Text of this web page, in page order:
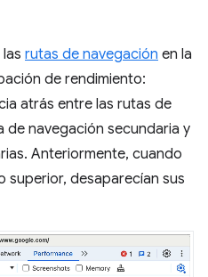
rutas de navegación en la
de rendimiento:
atrás entre las rutas de
de navegación secundaria y
Anteriormente, cuando
superior, desaparecían sus